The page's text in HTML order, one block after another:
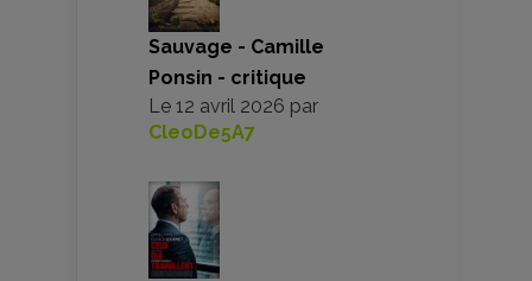
Sauvage - Camille
Ponsin - critique
Le 12 avril 2026 par
CleoDe5A7